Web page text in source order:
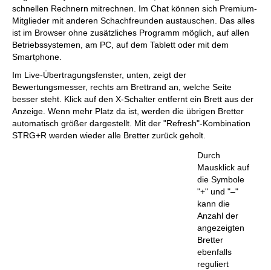
schnellen Rechnern mitrechnen. Im Chat können sich Premium-
Mitglieder mit anderen Schachfreunden austauschen. Das alles
ist im Browser ohne zusätzliches Programm möglich, auf allen
Betriebssystemen, am PC, auf dem Tablett oder mit dem
Smartphone.
Im Live-Übertragungsfenster, unten, zeigt der
Bewertungsmesser, rechts am Brettrand an, welche Seite
besser steht. Klick auf den X-Schalter entfernt ein Brett aus der
Anzeige. Wenn mehr Platz da ist, werden die übrigen Bretter
automatisch größer dargestellt. Mit der "Refresh"-Kombination
STRG+R werden wieder alle Bretter zurück geholt.
Durch
Mausklick auf
die Symbole
"+" und "–"
kann die
Anzahl der
angezeigten
Bretter
ebenfalls
reguliert